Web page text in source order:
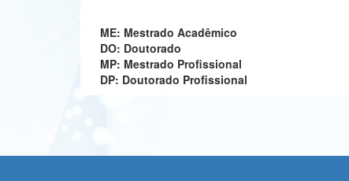
ME: Mestrado Acadêmico
DO: Doutorado
MP: Mestrado Profissional
DP: Doutorado Profissional